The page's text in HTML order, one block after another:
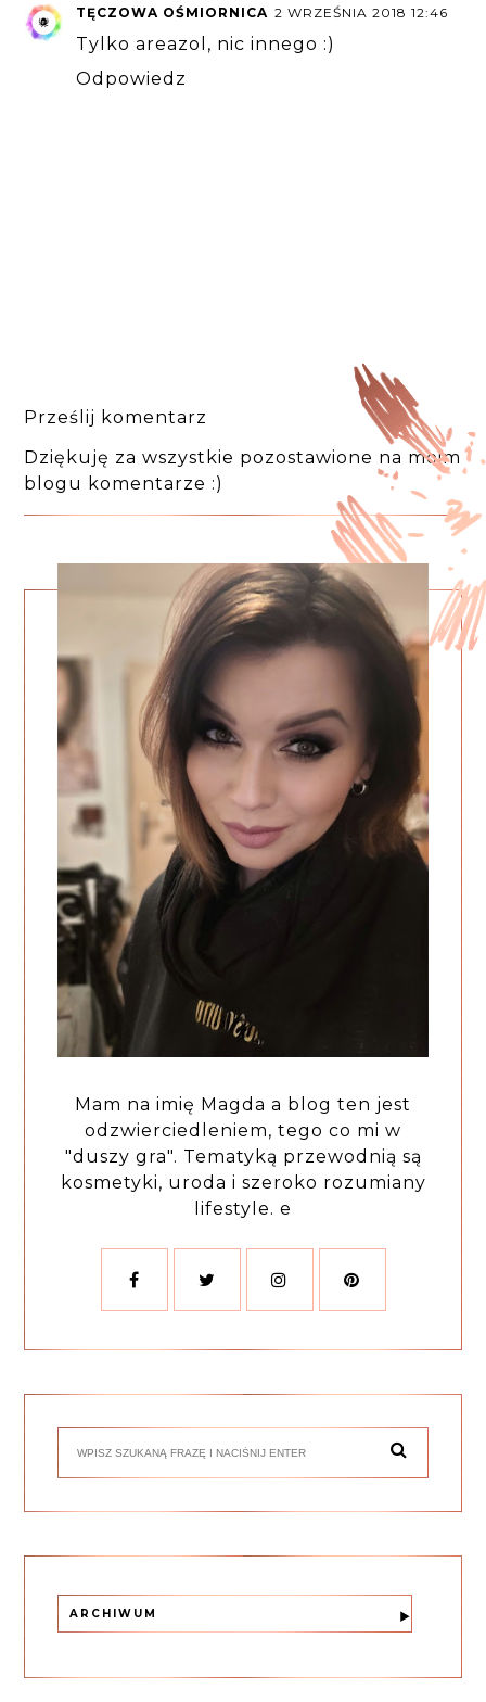
TĘCZOWA OŚMIORNICA 2 WRZEŚNIA 2018 12:46
Tylko areazol, nic innego :)
Odpowiedz
Prześlij komentarz
Dziękuję za wszystkie pozostawione na moim
blogu komentarze :)
Mam na imię Magda a blog ten jest
odzwierciedleniem, tego co mi w
"duszy gra". Tematyką przewodnią są
kosmetyki, uroda i szeroko rozumiany
lifestyle. e
ARCHIWUM